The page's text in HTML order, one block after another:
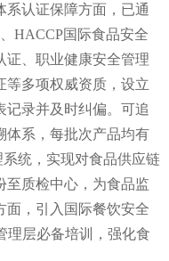
系认证保障方面，已通
HACCP国际食品安全
证、职业健康安全管理
等多项权威资质，设立
记录并及时纠偏。可追
体系，每批次产品均有
统，实现对食品供应链
至质检中心，为食品监
面，引入国际餐饮安全
理层必备培训，强化食